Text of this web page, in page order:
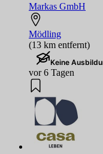
Markas GmbH
Mödling
(13 km entfernt)
Keine
vor 6 Tagen